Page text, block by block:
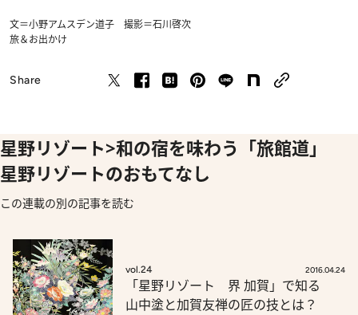
文＝小野アムスデン道子 撮影＝石川啓次
旅＆お出かけ
Share
星野リゾート>和の宿を味わう「旅館道」
星野リゾートのおもてなし
この連載の別の記事を読む
vol.24 2016.04.24
「星野リゾート 界 加賀」で知る
山中塗と加賀友禅の匠の技とは？